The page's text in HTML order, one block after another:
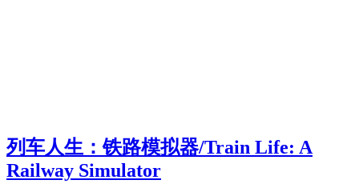
列车人生：铁路模拟器/Train Life: A
Railway Simulator